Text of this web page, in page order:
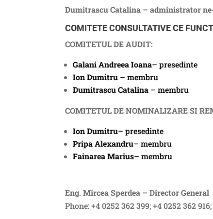
Dumitrascu Catalina – administrator
COMITETE CONSULTATIVE CE
COMITETUL DE AUDIT:
Galani Andreea Ioana– presedinte
Ion Dumitru – membru
Dumitrascu Catalina – membru
COMITETUL DE NOMINALIZARE SI
Ion Dumitru– presedinte
Pripa Alexandru– membru
Fainarea Marius– membru
Eng. Mircea Sperdea – Director General
Phone: +4 0252 362 399; +4 0252 362